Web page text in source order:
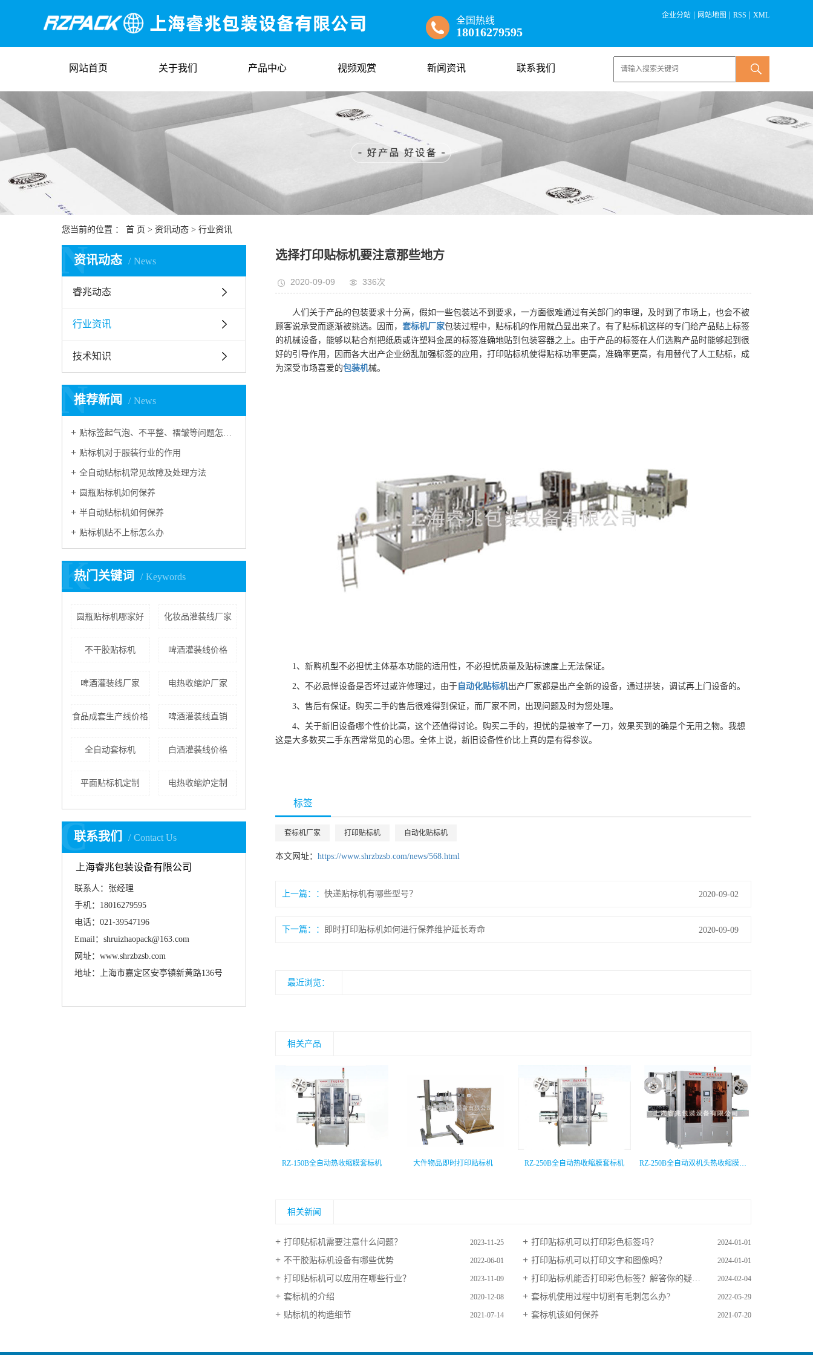
全国热线
18016279595
企业分站 网站地图 RSS XML
网站首页 关于我们 产品中心 视频观赏 新闻资讯 联系我们
您当前的位置 ： 首 页 > 资讯动态 > 行业资讯
资讯动态 News
N
睿兆动态
行业资讯
技术知识
推荐新闻 News
N
贴标签起气泡、不平整、褶皱等问题怎么处理？
贴标机对于服装行业的作用
全自动贴标机常见故障及处理方法
圆瓶贴标机如何保养
半自动贴标机如何保养
贴标机贴不上标怎么办
热门关键词 Keywords
K
圆瓶贴标机哪家好 化妆品灌装线厂家
不干胶贴标机 啤酒灌装线价格
啤酒灌装线厂家 电热收缩炉厂家
食品成套生产线价格 啤酒灌装线直销
全自动套标机 白酒灌装线价格
平面贴标机定制 电热收缩炉定制
联系我们 Contact Us
C
上海睿兆包装设备有限公司
联系人：张经理
手机：18016279595
电话：021-39547196
Email：shruizhaopack@163.com
网址：www.shrzbzsb.com
地址：上海市嘉定区安亭镇新黄路136号
选择打印贴标机要注意那些地方
2020-09-09 336次
人们关于产品的包装要求十分高，假如一些包装达不到要求，一方面很难通过有关部门的审理，及时到了市场上，也会不被
顾客说承受而逐渐被挑选。因而， 套标机厂家包装过程中，贴标机的作用就凸显出来了。有了贴标机这样的专门给产品贴上标签
的机械设备，能够以粘合剂把纸质或许塑料金属的标签准确地贴到包装容器之上。由于产品的标签在人们选购产品时能够起到很
好的引导作用，因而各大出产企业纷乱加强标签的应用，打印贴标机使得贴标功率更高，准确率更高，有用替代了人工贴标，成
为深受市场喜爱的包装机械。
1、新购机型不必担忧主体基本功能的适用性，不必担忧质量及贴标速度上无法保证。
2、不必忌惮设备是否坏过或许修理过，由于自动化贴标机出产厂家都是出产全新的设备，通过拼装，调试再上门设备的。
3、售后有保证。购买二手的售后很难得到保证，而厂家不同，出现问题及时为您处理。
4、关于新旧设备哪个性价比高，这个还值得讨论。购买二手的，担忧的是被宰了一刀，效果买到的确是个无用之物。我想
这是大多数买二手东西常常见的心思。全体上说，新旧设备性价比上真的是有得参议。
标签
套标机厂家 打印贴标机 自动化贴标机
本文网址： https://www.shrzbzsb.com/news/568.html
上一篇： 快递贴标机有哪些型号？ 2020-09-02
下一篇： 即时打印贴标机如何进行保养维护延长寿命 2020-09-09
最近浏览：
相关产品
RZ-150B全自动热收缩膜套标机 大件物品即时打印贴标机 RZ-250B全自动热收缩膜套标机 RZ-250B全自动双机头热收缩膜套标机
相关新闻
打印贴标机需要注意什么问题？ 2023-11-25 打印贴标机可以打印彩色标签吗？ 2024-01-01
不干胶贴标机设备有哪些优势 2022-06-01 打印贴标机可以打印文字和图像吗？ 2024-01-01
打印贴标机可以应用在哪些行业？ 2023-11-09 打印贴标机能否打印彩色标签？解答你的疑惑！ 2024-02-04
套标机的介绍 2020-12-08 套标机使用过程中切割有毛刺怎么办? 2022-05-29
贴标机的构造细节 2021-07-14 套标机该如何保养 2021-07-20